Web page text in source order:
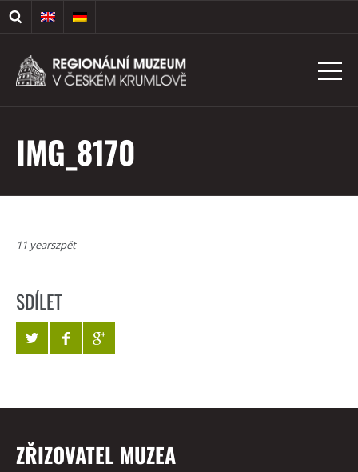
IMG_8170
11 yearszpět
SDÍLET
ZŘIZOVATEL MUZEA